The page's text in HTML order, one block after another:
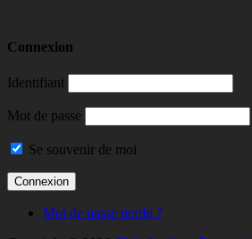
Connexion
Identifiant
Mot de passe
Se souvenir de moi
Mot de passe perdu ?